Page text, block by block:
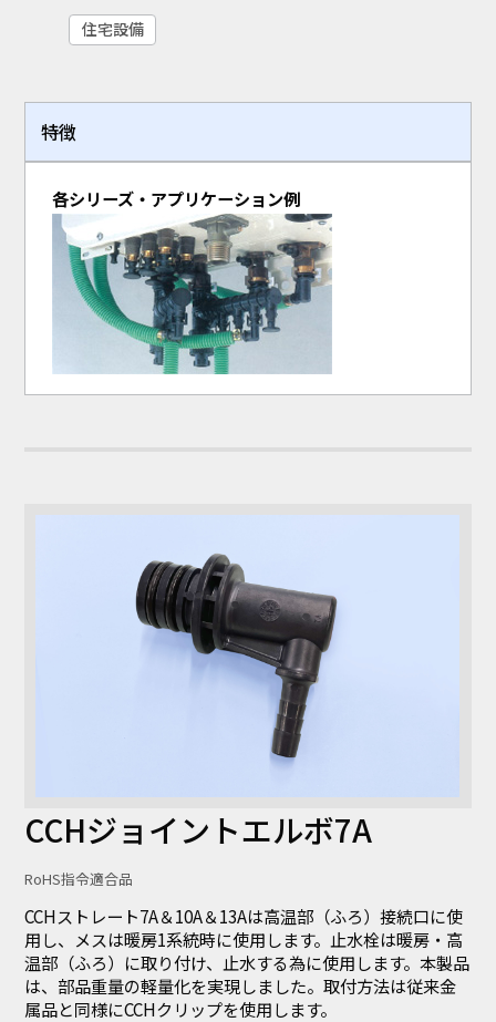
プリント基盤実装
自動車
検索
住宅設備
特徴
各シリーズ・アプリケーション例
CCHジョイントエルボ7A
RoHS指令適合品
CCHストレート7A＆10A＆13Aは高温部（ふろ）接続口に使
用し、メスは暖房1系統時に使用します。止水栓は暖房・高
温部（ふろ）に取り付け、止水する為に使用します。本製品
は、部品重量の軽量化を実現しました。取付方法は従来金
属品と同様にCCHクリップを使用します。